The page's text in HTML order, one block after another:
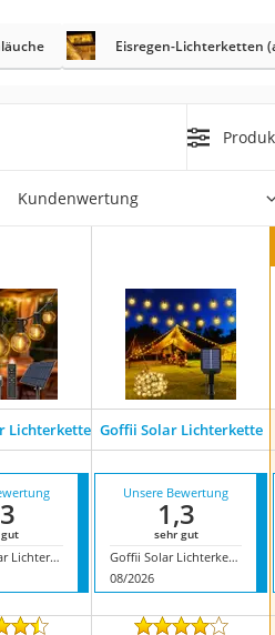
Eisregen-Lichterketten
Kundenwertung
Lichterkette Goffii Solar Lichterkette
Hopexy Solar Lichterkette
Unsere Bewertung
1,3
sehr gut
Goffii Solar Lichterkette
08/2026